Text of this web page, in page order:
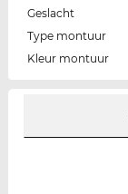
Geslacht
Type montuur
Kleur montuur